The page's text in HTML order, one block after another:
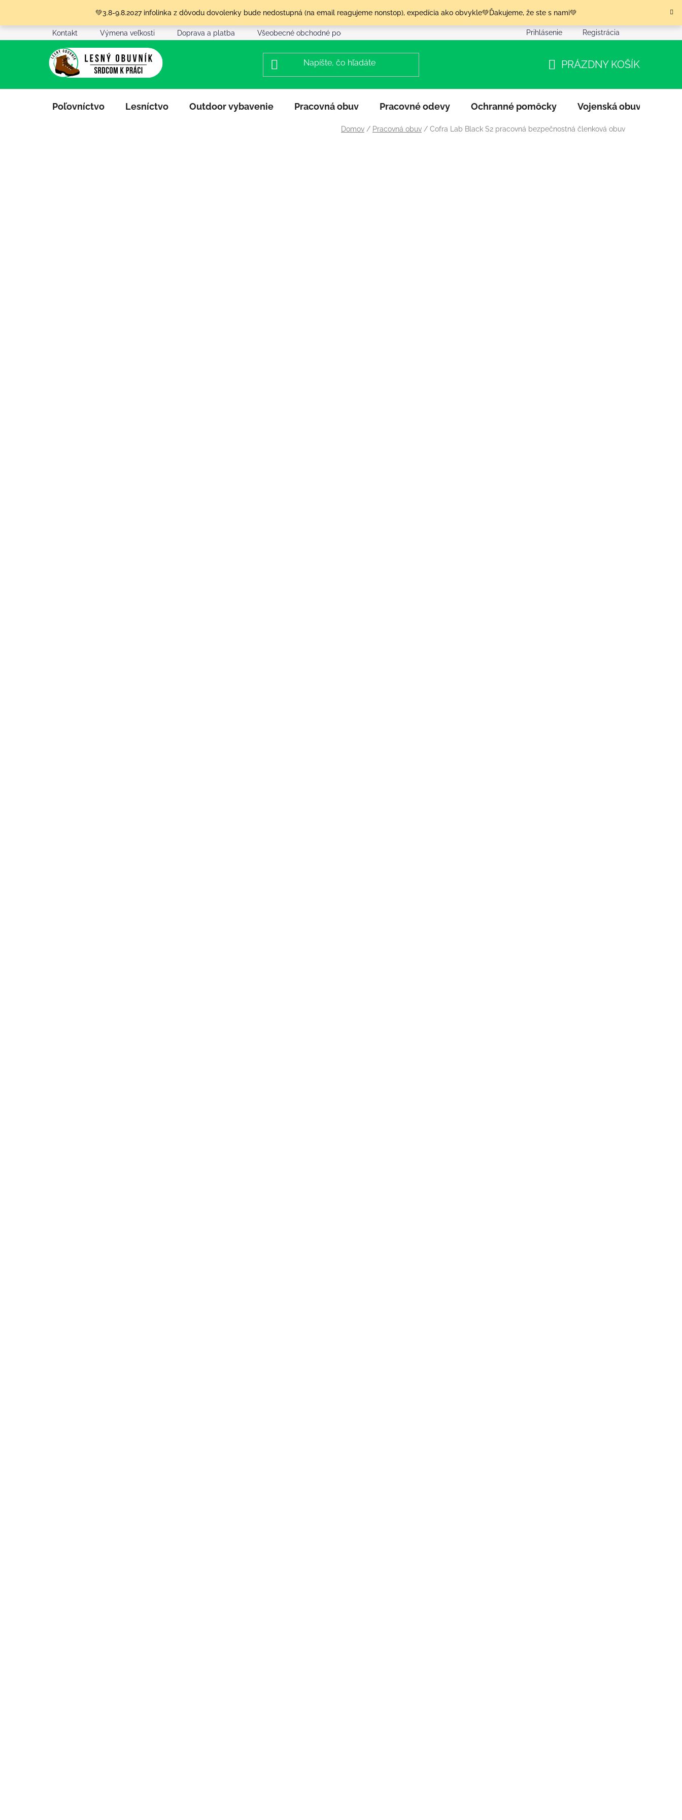
obsah
💚3.8-9.8.2027 infolinka z dôvodu dovolenky bude nedostupná (na email reagujeme nonstop), expedícia ako obvykle💚Ďakujeme, že ste s nami💚
Kontakt Výmena veľkosti Doprava a platba Všeobecné obchodné podmienky Podmienky ochrany osobných údajov
Prihlásenie Registrácia
KOŠÍK
PRÁZDNY KOŠÍK
Poľovníctvo Lesníctvo Outdoor vybavenie Pracovná obuv Pracovné odevy Ochranné pomôcky Vojenská obuv
Domov / Pracovná obuv / Cofra Lab Black S2 pracovná bezpečnostná členková obuv